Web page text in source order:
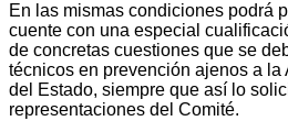
En las mismas condiciones podrá
cuente con una especial
de concretas cuestiones que se
técnicos en prevención ajenos a la
del Estado, siempre que así lo
representaciones del Comité.